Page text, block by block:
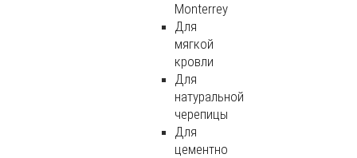
Monterrey
Для
мягкой
кровли
Для
натуральной
черепицы
Для
цементно